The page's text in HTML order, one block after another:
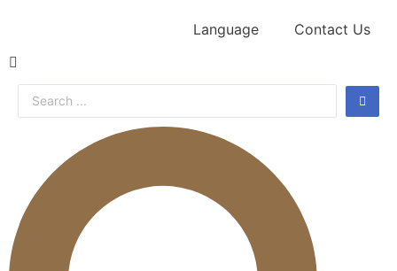
Language Contact Us